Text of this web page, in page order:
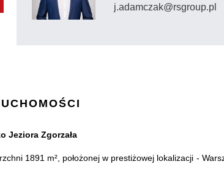
j.adamczak@rsgroup.pl
Jeziora Zgorzała
1891 m², położonej w prestiżowej lokalizacji -